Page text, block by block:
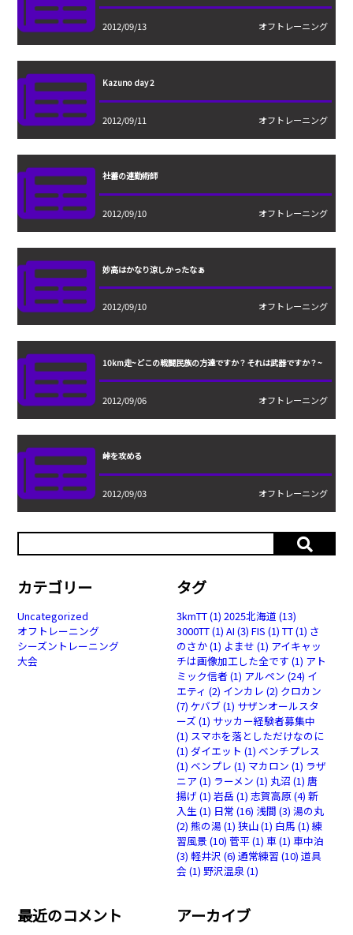
2012/09/13 オフトレーニング
Kazuno day 2
2012/09/11 オフトレーニング
社蓄の連勤術師
2012/09/10 オフトレーニング
妙高はかなり涼しかったなぁ
2012/09/10 オフトレーニング
10km走~どこの戦闘民族の方達ですか？それは武器ですか？~
2012/09/06 オフトレーニング
峠を攻める
2012/09/03 オフトレーニング
カテゴリー
Uncategorized
オフトレーニング
シーズントレーニング
大会
タグ
3kmTT(1) 2025北海道 (13)
3000TT(1) AI (3) FIS (1) TT(1) さ
のさか(1) よませ (1) アイキャッ
チは画像加工した全です (1) アト
ミック信者 (1) アルペン (24) イ
エティ (2) インカレ (2) クロカン
(7) ケバブ(1) サザンオールスタ
ーズ (1) サッカー経験者募集中
(1) スマホを落としただけなのに
(1) ダイエット (1) ベンチプレス
(1) ベンプレ (1) マカロン (1) ラザ
ニア (1) ラーメン (1) 丸沼 (1) 唐
揚げ (1) 岩岳 (1) 志賀高原(4) 新
入生 (1) 日常 (16) 浅間 (3) 湯の丸
(2) 熊の湯(1) 狭山(1) 白馬 (1) 練
習風景(10) 菅平(1) 車(1) 車中泊
(3) 軽井沢 (6) 通常練習 (10) 道具
会 (1) 野沢温泉 (1)
最近のコメント アーカイブ